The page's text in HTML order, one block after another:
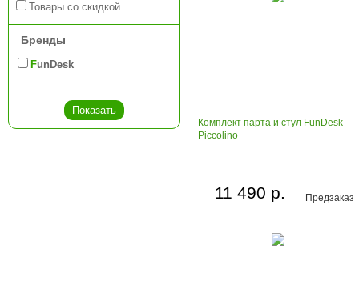
Товары со скидкой
Бренды
FunDesk
Комплект парта и стул FunDesk
Piccolino
Предзаказ
11 490 р.